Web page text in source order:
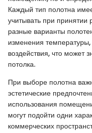
Каждый тип полотна
учитывать при
разные варианты
изменения
воздействия, что может
потолка.
При выборе полотна
эстетические
использования
могут подойти одни
коммерческих